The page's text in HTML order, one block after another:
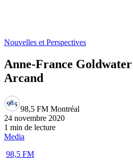
Nouvelles et Perspectives
Anne-France
Arcand
98,5 FM Montréal
24 novembre 2020
1 min de lecture
Media
98,5 FM